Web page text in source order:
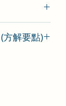
解要點)